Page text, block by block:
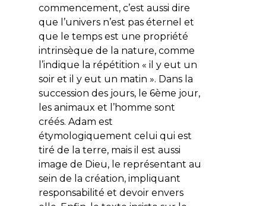
commencement, c’est aussi dire
que l’univers n’est pas éternel et
que le temps est une propriété
intrinsèque de la nature, comme
l’indique la répétition « il y eut un
soir et il y eut un matin ». Dans la
succession des jours, le 6ème jour,
les animaux et l’homme sont
créés. Adam est
étymologiquement celui qui est
tiré de la terre, mais il est aussi
image de Dieu, le représentant au
sein de la création, impliquant
responsabilité et devoir envers